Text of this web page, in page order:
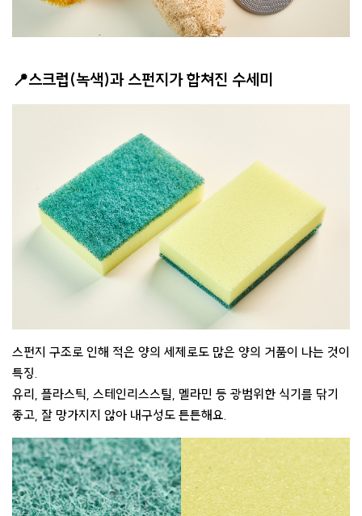
📍스크럽(녹색)과 스펀지가 합쳐진 수세미
스펀지 구조로 인해 적은 양의 세제로도 많은 양의 거품이 나는 것이
특징.
유리, 플라스틱, 스테인리스스틸, 멜라민 등 광범위한 식기를 닦기
좋고, 잘 망가지지 않아 내구성도 튼튼해요.